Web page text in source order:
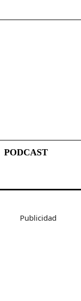
PODCAST
Publicidad